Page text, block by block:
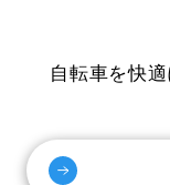
自転車を快